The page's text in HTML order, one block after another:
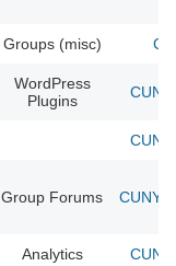
Groups (misc)
WordPress
Plugins
Group Forums CUNY
Analytics